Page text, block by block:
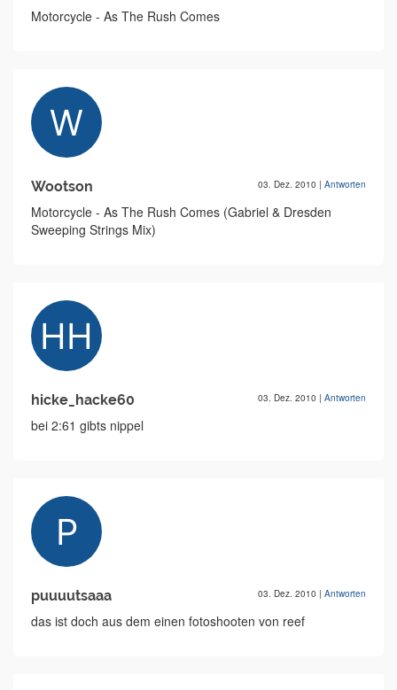
Motorcycle - As The Rush Comes
Wootson 03. Dez. 2010 | Antworten
Motorcycle - As The Rush Comes (Gabriel & Dresden
Sweeping Strings Mix)
hicke_hacke60 03. Dez. 2010 | Antworten
bei 2:61 gibts nippel
puuuutsaaa 03. Dez. 2010 | Antworten
das ist doch aus dem einen fotoshooten von reef